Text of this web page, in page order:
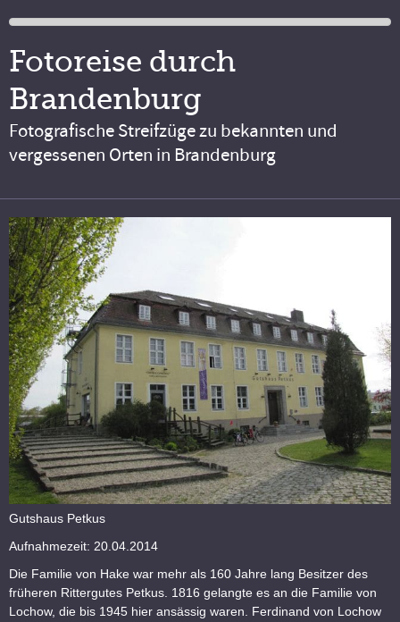
Fotoreise durch
Brandenburg
Fotografische Streifzüge zu bekannten und
vergessenen Orten in Brandenburg
Gutshaus Petkus
Aufnahmezeit: 20.04.2014
Die Familie von Hake war mehr als 160 Jahre lang Besitzer des
früheren Rittergutes Petkus. 1816 gelangte es an die Familie von
Lochow, die bis 1945 hier ansässig waren. Ferdinand von Lochow